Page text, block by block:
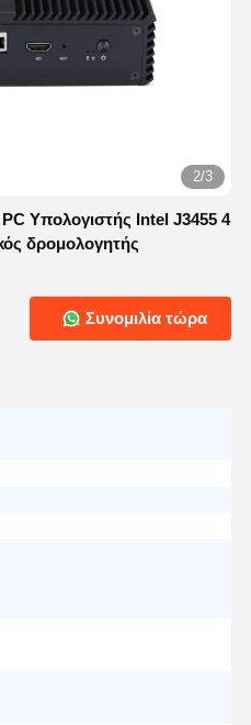
2/3
Υπολογιστής Intel J3455 4
δρομολογητής
Συνομιλία τώρα